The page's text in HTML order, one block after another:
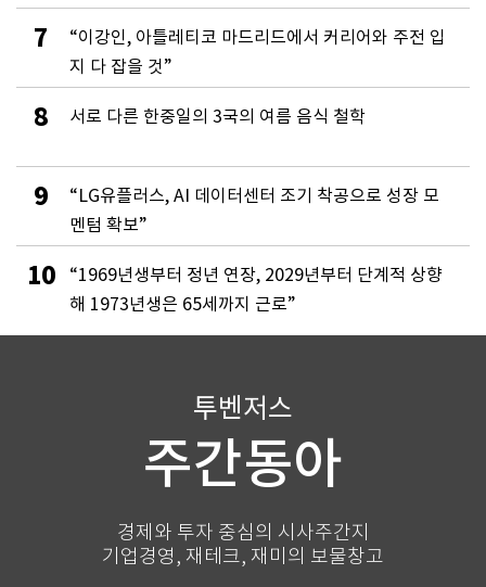
7
“이강인, 아틀레티코 마드리드에서 커리어와 주전 입
지 다 잡을 것”
8 서로 다른 한중일의 3국의 여름 음식 철학
9
“LG유플러스, AI 데이터센터 조기 착공으로 성장 모
멘텀 확보”
10
“1969년생부터 정년 연장, 2029년부터 단계적 상향
해 1973년생은 65세까지 근로”
투벤저스
주간동아
경제와 투자 중심의 시사주간지
기업경영, 재테크, 재미의 보물창고